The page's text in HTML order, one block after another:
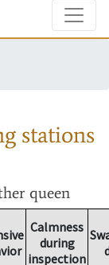
stations
queen
Calmness
during
inspection